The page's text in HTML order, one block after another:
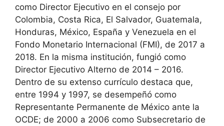
como Director Ejecutivo en el consejo por
Colombia, Costa Rica, El Salvador, Guatemala,
Honduras, México, España y Venezuela en el
Fondo Monetario Internacional (FMI), de 2017 a
2018. En la misma institución, fungió como
Director Ejecutivo Alterno de 2014 – 2016.
Dentro de su extenso currículo destaca que,
entre 1994 y 1997, se desempeñó como
Representante Permanente de México ante la
OCDE; de 2000 a 2006 como Subsecretario de